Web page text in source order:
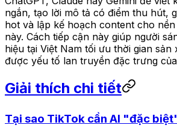
ngắn, tạo lời mô tả có điểm thu hút,
hot và lập kế hoạch content cho
này. Cách tiếp cận này giúp người
hiệu tại Việt Nam tối ưu thời gian sản
được yếu tố lan truyền đặc trưng
Giải thích chi tiết
Tại sao TikTok cần AI "đặc